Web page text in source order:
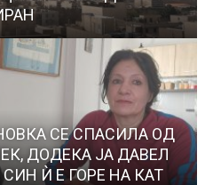
СЕ СПАСИЛА ОД
ДОДЕКА ЈА ДАВЕЛ
Ѝ Е ГОРЕ НА КАТ